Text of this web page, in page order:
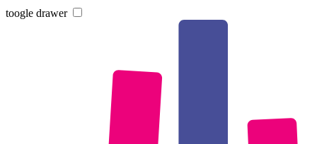
toogle drawer